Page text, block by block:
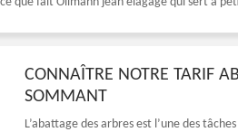
CONNAÎTRE NOTRE TARIF
SOMMANT
L’abattage des arbres est l’une des